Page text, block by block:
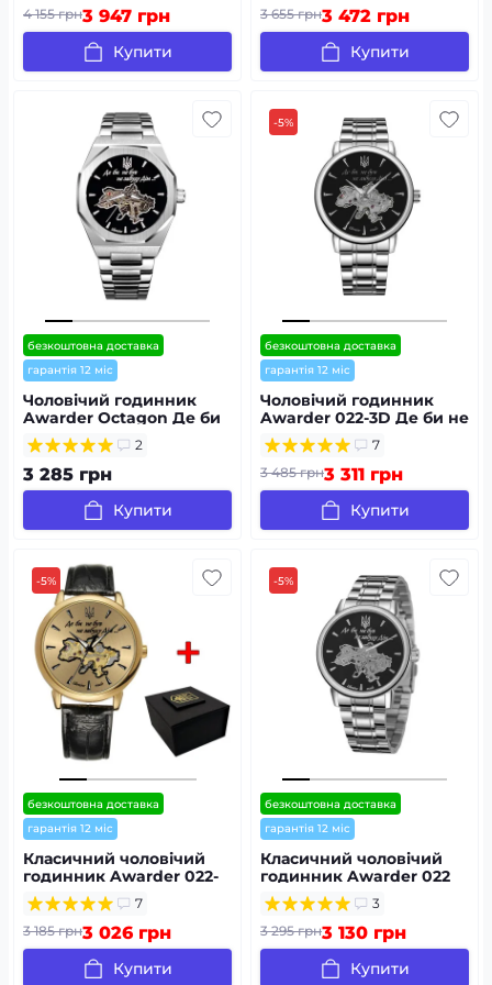
4 155 грн3 947 грн
Купити
3 655 грн3 472 грн
Купити
безкоштовна доставка
гарантія 12 міс
Чоловічий годинник
Awarder Octagon Де би
не був Silver-Black
2
3 285 грн
Купити
-5%
безкоштовна доставка
гарантія 12 міс
Чоловічий годинник
Awarder 022-3D Де би не
був Silver-Black Steel
7
3 485 грн3 311 грн
Купити
-5%
безкоштовна доставка
гарантія 12 міс
Класичний чоловічий
годинник Awarder 022-
3D Не Забуду Дім Gold-
Gold
7
3 185 грн3 026 грн
Купити
-5%
безкоштовна доставка
гарантія 12 міс
Класичний чоловічий
годинник Awarder 022
Silver-Black Mechanic
Metall Не Забуду Дім
3
3 295 грн3 130 грн
Купити